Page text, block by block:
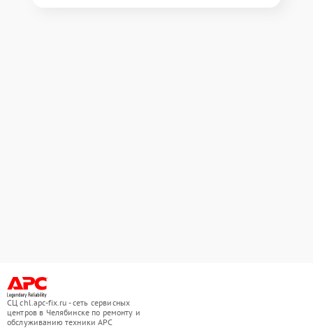
СЦ chl.apc-fix.ru - сеть сервисных
центров в Челябинске по ремонту и
обслуживанию техники APC